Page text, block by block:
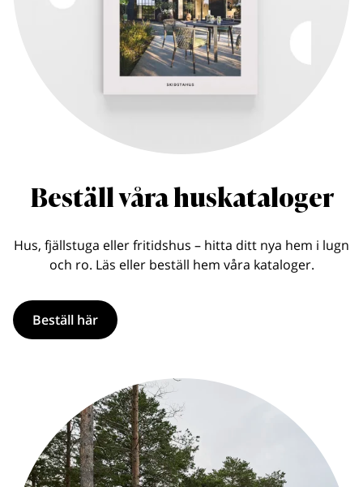
Beställ våra huskataloger
Hus, fjällstuga eller fritidshus – hitta ditt nya hem i lugn
och ro. Läs eller beställ hem våra kataloger.
Beställ här